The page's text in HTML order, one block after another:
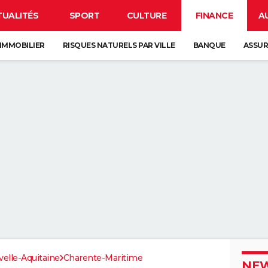
SPORT CULTURE FINANCE
RISQUES NATURELS PAR VILLE BANQUE
Aquitaine Charente-Maritime